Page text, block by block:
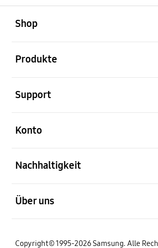
Shop
Produkte
Support
Konto
Nachhaltigkeit
Über uns
Copyright© 1995-2026 Samsung. Alle